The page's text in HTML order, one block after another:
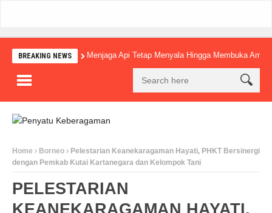
BREAKING NEWS Menjaga Api Tetap Menyala Hingga Membuka
Home Borneo
Pelestarian Keanekaragaman Hayati, PHKT Bersinergi
dengan Pemkab Kutai Kartanegara dan Kelompok Tani
PELESTARIAN
KEANEKARAGAMAN HAYATI,